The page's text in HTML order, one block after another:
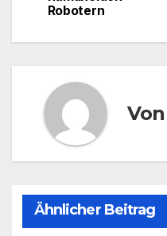
Robotern
Von
Ähnlicher Beitrag